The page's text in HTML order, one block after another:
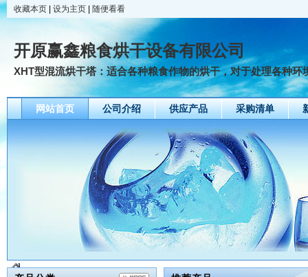
收藏本页 设为主页 随便看看
开原赢鑫粮食烘干设备有限公司
XHT型混流烘干塔：适合各种粮食作物的烘干，对于处理各种环
网站首页 公司介绍 供应产品 采购清单